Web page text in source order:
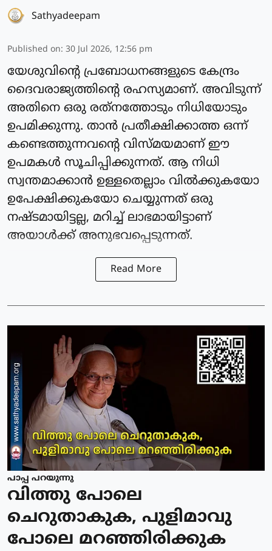
Sathyadeepam
Published on: 30 Jul 2026, 12:56 pm
യേശുവിന്റെ പ്രബോധനങ്ങളുടെ കേന്ദ്രം
ദൈവരാജ്യത്തിന്റെ രഹസ്യമാണ്. അവിടുന്ന്
അതിനെ ഒരു രത്‌നത്തോടും നിധിയോടും
ഉപമിക്കുന്നു. താന്‍ പ്രതീക്ഷിക്കാത്ത ഒന്ന്
കണ്ടെത്തുന്നവന്റെ വിസ്മയമാണ് ഈ
ഉപമകള്‍ സൂചിപ്പിക്കുന്നത്. ആ നിധി
സ്വന്തമാക്കാന്‍ ഉള്ളതെല്ലാം വില്‍ക്കുകയോ
ഉപേക്ഷിക്കുകയോ ചെയ്യുന്നത് ഒരു
നഷ്ടമായിട്ടല്ല, മറിച്ച് ലാഭമായിട്ടാണ്
അയാള്‍ക്ക് അനുഭവപ്പെടുന്നത്.
Read More
പാപ്പ പറയുന്നു
വിത്തു പോലെ
ചെറുതാകുക, പുളിമാവു
പോലെ മറഞ്ഞിരിക്കുക